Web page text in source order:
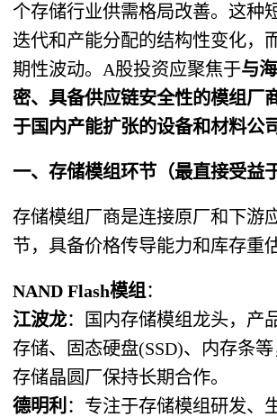
个存储行业供需格局改善。这种
迭代和产能分配的结构性变化，
期性波动。A股投资应聚焦于与
密、具备供应链安全性的模组厂
于国内产能扩张的设备和材料公
一、存储模组环节（最直接受益
存储模组厂商是连接原厂和下游
节，具备价格传导能力和库存重
NAND Flash模组：
江波龙：国内存储模组龙头，产
存储、固态硬盘(SSD)、内存条
存储晶圆厂保持长期合作。
德明利 ：专注于存储模组研发、